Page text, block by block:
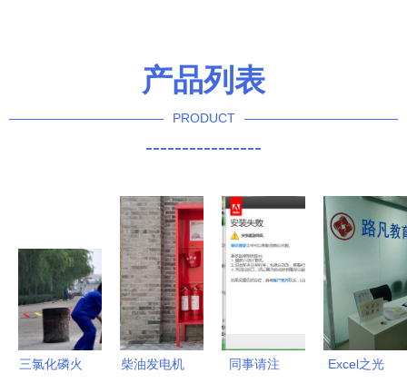
产品列表
PRODUCT
----------------
三氯化磷火
柴油发电机
同事请注
Excel之光